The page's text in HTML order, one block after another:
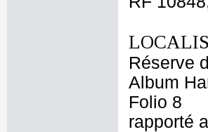
Réserve
Album
Folio 8
rapporté